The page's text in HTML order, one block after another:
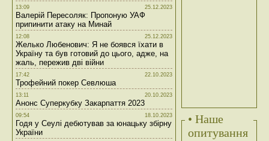
13:09 25.12.2023
Валерій Пересоляк: Пропоную УАФ
припинити атаку на Минай
12:08 25.12.2023
Желько Любенович: Я не боявся їхати в
Україну та був готовий до цього, адже, на
жаль, пережив дві війни
17:42 22.10.2023
Трофейний покер Севлюша
13:11 20.10.2023
Анонс Суперкубку Закарпаття 2023
09:54 18.10.2023
Годя у Сеулі дебютував за юнацьку збірну
України
• Наше
опитування